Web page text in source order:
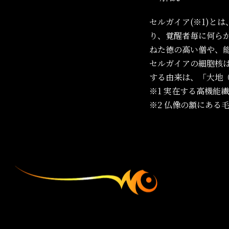
セルガイア(※1)とは
り、覚醒者毎に何
ねた徳の高い僧や、
セルガイアの細胞核
する由来は、「大地
※1 実在する高機能
※2仏像の額にある